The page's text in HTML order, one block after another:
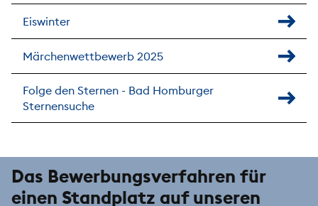
Eiswinter
Märchenwettbewerb 2025
Folge den Sternen - Bad Homburger
Sternensuche
Das Bewerbungsverfahren für
einen Standplatz auf unseren